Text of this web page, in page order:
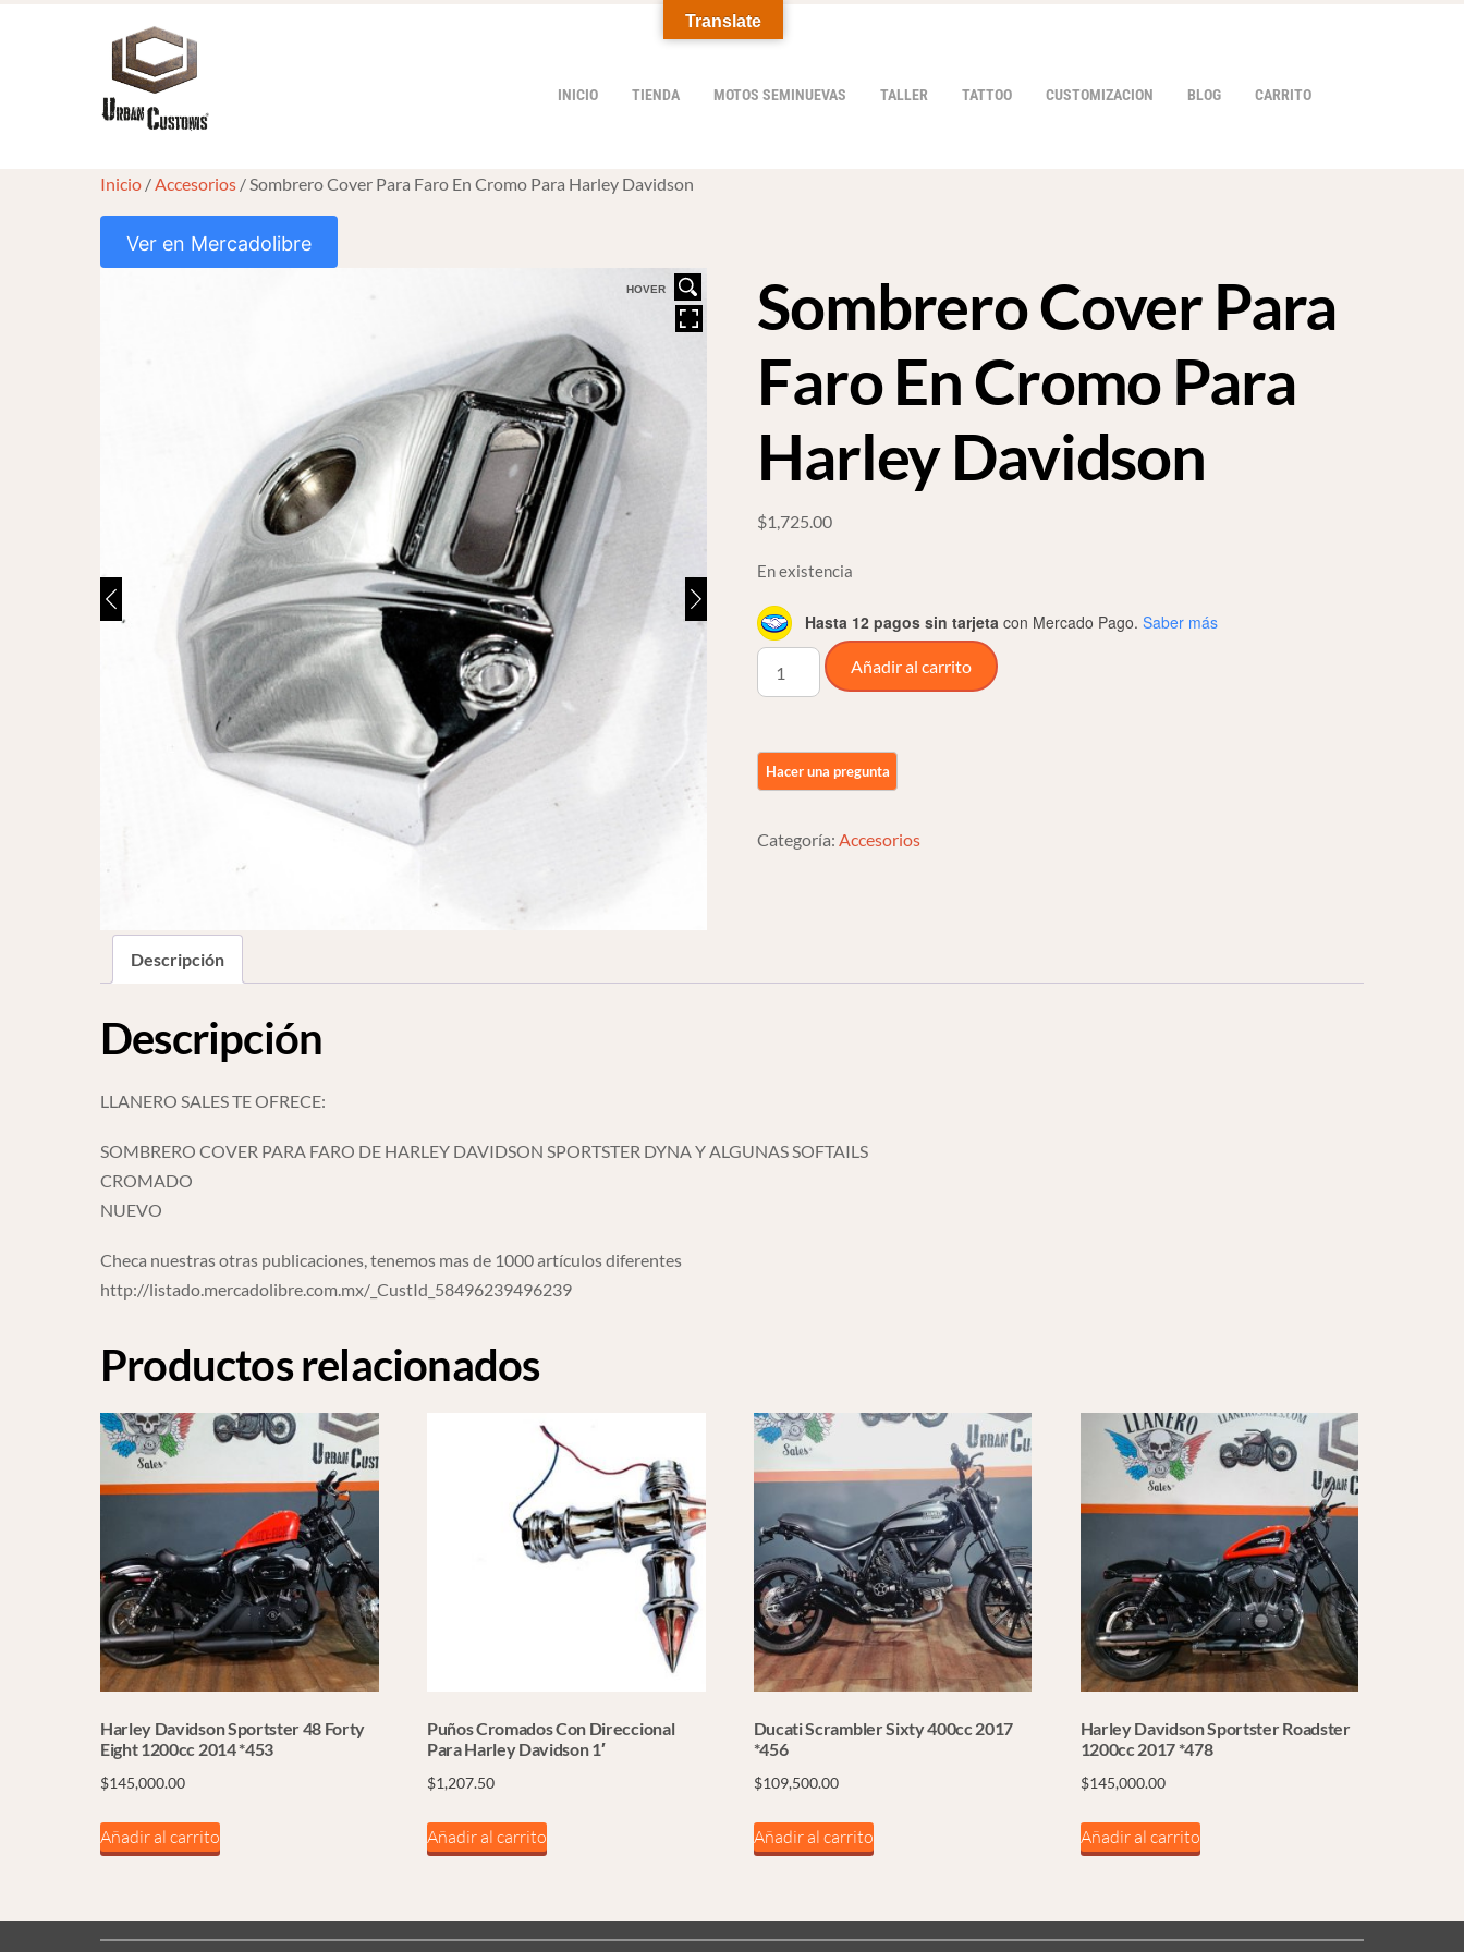
INICIO TIENDA MOTOS SEMINUEVAS TALLER TATTOO CUSTOMIZACION BLOG CARRITO
Inicio /Accesorios / Sombrero Cover Para Faro En Cromo Para Harley Davidson
Ver en Mercadolibre
HOVER HOVER
Sombrero Cover Para
Faro En Cromo Para
Harley Davidson
$1,725.00
En existencia
Hasta 12 pagos sin tarjeta con Mercado Pago. Saber más
Sombrero
Cover
En
Para
Añadir al carrito
Categoría:Accesorios
Descripción
Descripción
LLANERO SALES TE OFRECE:
SOMBRERO COVER PARA FARO DE HARLEY DAVIDSON SPORTSTER DYNA Y ALGUNAS SOFTAILS
CROMADO
NUEVO
Checa nuestras otras publicaciones, tenemos mas de 1000 artículos diferentes
http://listado.mercadolibre.com.mx/_CustId_58496239496239
Productos relacionados
Harley Davidson Sportster 48 Forty
Eight 1200cc 2014 *453
$145,000.00
Añadir al carrito
Puños Cromados Con Direccional
Para Harley Davidson 1′
$1,207.50
Añadir al carrito
Ducati Scrambler Sixty 400cc 2017
*456
$109,500.00
Añadir al carrito
Harley Davidson Sportster Roadster
1200cc 2017 *478
$145,000.00
Añadir al carrito
Translate